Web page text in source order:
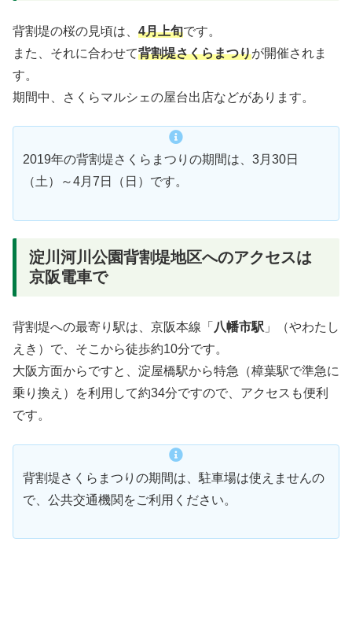
背割堤の桜の見頃は、 4月上旬です。
また、それに合わせて背割堤さくらまつりが開催されま
す。
期間中、さくらマルシェの屋台出店などがあります。
2019年の背割堤さくらまつりの期間は、3月30日
（土）～4月7日（日）です。
淀川河川公園背割堤地区へのアクセスは
京阪電車で
背割堤への最寄り駅は、京阪本線「 八幡市駅 」（やわたし
えき）で、そこから徒歩約10分です。
大阪方面からですと、淀屋橋駅から特急（樟葉駅で準急に
乗り換え）を利用して約34分ですので、アクセスも便利
です。
背割堤さくらまつりの期間は、駐車場は使えませんの
で、公共交通機関をご利用ください。